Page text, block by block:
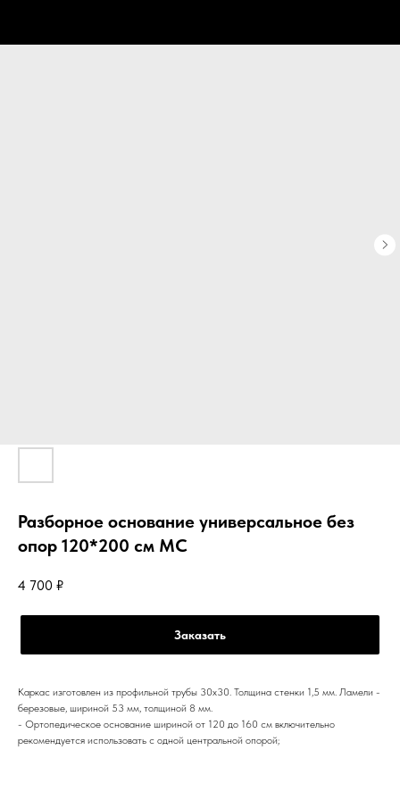
Разборное основание универсальное без
опор 120*200 см МС
4 700 ₽
Заказать
Каркас изготовлен из профильной трубы 30х30. Толщина стенки 1,5 мм. Ламели -
березовые, шириной 53 мм, толщиной 8 мм.
- Ортопедическое основание шириной от 120 до 160 см включительно
рекомендуется использовать с одной центральной опорой;